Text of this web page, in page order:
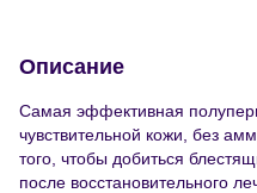
Описание
Самая эффективная
чувствительной кожи, без
того, чтобы добиться
после восстановительного